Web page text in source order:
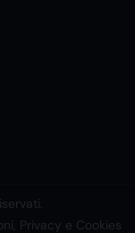
Privacy e Cookies